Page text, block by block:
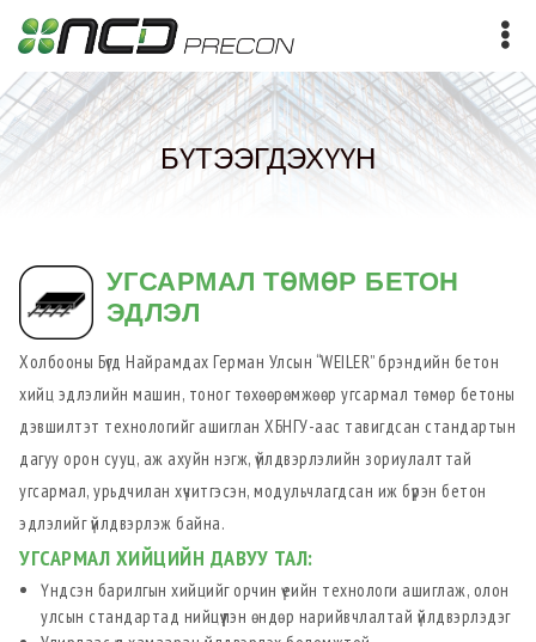
БҮТЭЭГДЭХҮҮН
УГСАРМАЛ ТӨМӨР БЕТОН
ЭДЛЭЛ
Холбооны Бүгд Найрамдах Герман Улсын “WEILER” брэндийн бетон
хийц эдлэлийн машин, тоног төхөөрөмжөөр угсармал төмөр бетоны
дэвшилтэт технологийг ашиглан ХБНГУ-аас тавигдсан стандартын
дагуу орон сууц, аж ахуйн нэгж, үйлдвэрлэлийн зориулалттай
угсармал, урьдчилан хүчитгэсэн, модульчлагдсан иж бүрэн бетон
эдлэлийг үйлдвэрлэж байна.
УГСАРМАЛ ХИЙЦИЙН ДАВУУ ТАЛ:
Үндсэн барилгын хийцийг орчин үеийн технологи ашиглаж, олон
улсын стандартад нийцүүлэн өндөр нарийвчлалтай үйлдвэрлэдэг